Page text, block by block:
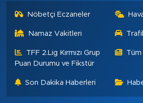
Nöbetçi Eczaneler
Namaz Vakitleri
TFF 2.Lig Kırmızı Grup
Puan Durumu ve Fikstür
Son Dakika Haberleri